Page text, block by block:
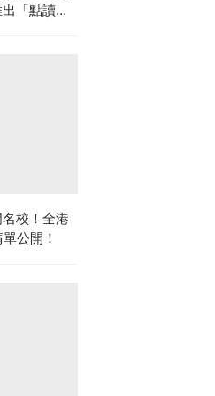
「點讀故
校！全港
公開！